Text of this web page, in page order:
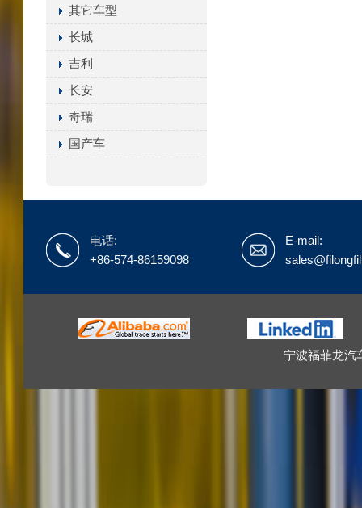
其它车型
长城
吉利
长安
奇瑞
国产车
电话:
+86-574-86159098
E-mail:
宁波福菲龙汽